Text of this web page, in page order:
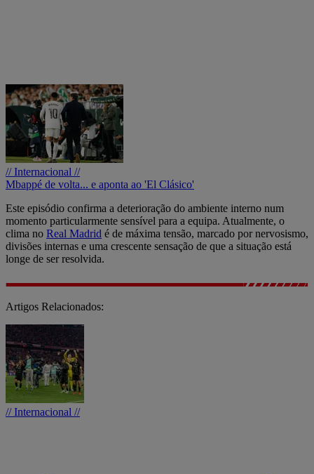
// Internacional //
Mbappé de volta... e aponta ao 'El Clásico'
Este episódio confirma a deterioração do ambiente interno num
momento particularmente sensível para a equipa. Atualmente, o
clima no Real Madrid é de máxima tensão, marcado por nervosismo,
divisões internas e uma crescente sensação de que a situação está
longe de ser resolvida.
Artigos Relacionados:
// Internacional //